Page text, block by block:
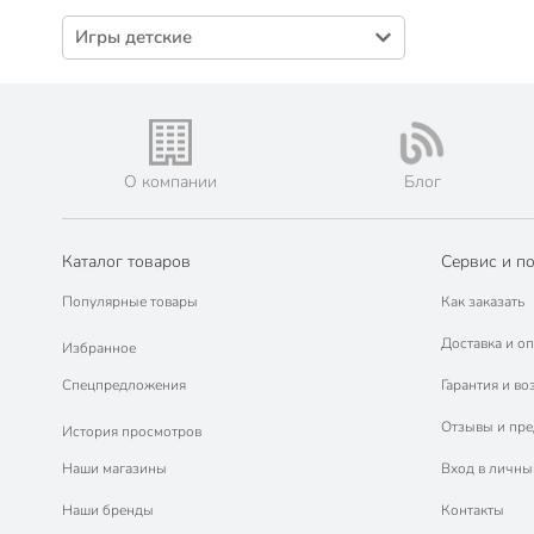
Масла эфирные (15)
Ароматизаторы банные (8)
Шапки для бани (6)
Коврики для бани (4)
Рукавицы для бани (3)
Игры детские
О компании Блог
Каталог товаров
Популярные товары
Избранное
Спецпредложения
История просмотров
Наши магазины
Наши бренды
Сервис и
Как заказать
Доставка и
Гарантия и
Отзывы и
Вход в
Контакты